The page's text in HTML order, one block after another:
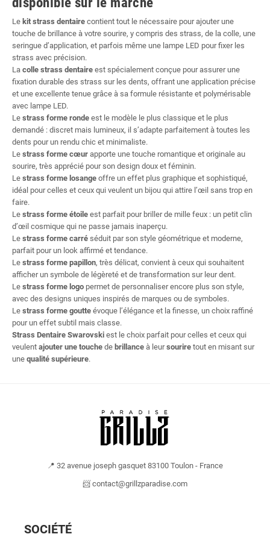
Le kit strass dentaire contient tout le nécessaire pour ajouter une
touche de brillance à votre sourire, y compris des strass, de la colle, une
seringue d’application, et parfois même une lampe LED pour fixer les
strass avec précision.
La colle strass dentaire est spécialement conçue pour assurer une
fixation durable des strass sur les dents, offrant une application précise
et une excellente tenue grâce à sa formule résistante et polymérisable
avec lampe LED.
Le strass forme ronde est le modèle le plus classique et le plus
demandé : discret mais lumineux, il s’adapte parfaitement à toutes les
dents pour un rendu chic et minimaliste.
Le strass forme cœur apporte une touche romantique et originale au
sourire, très apprécié pour son design doux et féminin.
Le strass forme losange offre un effet plus graphique et sophistiqué,
idéal pour celles et ceux qui veulent un bijou qui attire l’œil sans trop en
faire.
Le strass forme étoile est parfait pour briller de mille feux : un petit clin
d’œil cosmique qui ne passe jamais inaperçu.
Le strass forme carré séduit par son style géométrique et moderne,
parfait pour un look affirmé et tendance.
Le strass forme papillon, très délicat, convient à ceux qui souhaitent
afficher un symbole de légèreté et de transformation sur leur dent.
Le strass forme logo permet de personnaliser encore plus son style,
avec des designs uniques inspirés de marques ou de symboles.
Le strass forme goutte évoque l’élégance et la finesse, un choix raffiné
pour un effet subtil mais classe.
Strass Dentaire Swarovski est le choix parfait pour celles et ceux qui
veulent ajouter une touche de brillance à leursourire tout en misant sur
une qualité supérieure.
📍 32 avenue joseph gasquet 83100 Toulon - France
📨 contact@grillzparadise.com
SOCIÉTÉ